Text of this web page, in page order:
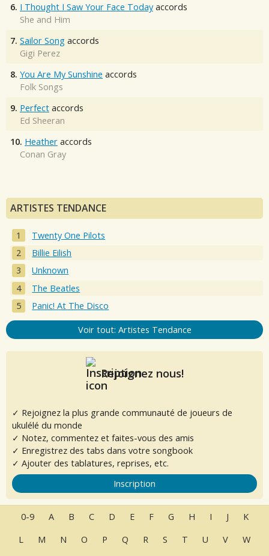
6. I Thought I Saw Your Face Today accords
She and Him
7. Sailor Song accords
Gigi Perez
8. You Are My Sunshine accords
Folk Songs
9. Perfect accords
Ed Sheeran
10. Heather accords
Conan Gray
ARTISTES TENDANCE
Twenty One Pilots
Billie Eilish
Unknown
The Beatles
Panic! At The Disco
Voir tout: Artistes Tendance
Rejoignez nous!
✓ Rejoignez la plus grande communauté de joueurs de
ukulélé du monde
✓ Notez, commentez et faites-vous des amis
✓ Enregistrez des tabs dans votre songbook
✓ Ajouter des tablatures, reprises, etc.
Inscription
0-9 A B C D E F G H I J
K
L
M N O P Q R S T U V W